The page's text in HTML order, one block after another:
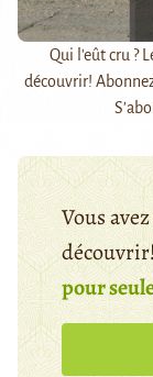
Qui l'eût cru ?
découvrir!
Vous
pour